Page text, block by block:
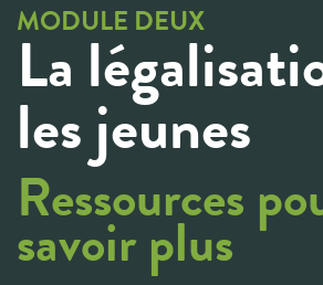
MODULE DEUX
La
les jeunes
Ressources
savoir plus